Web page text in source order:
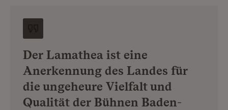
Der Lamathea ist eine
Anerkennung des Landes für
die ungeheure Vielfalt und
Qualität der Bühnen Baden-